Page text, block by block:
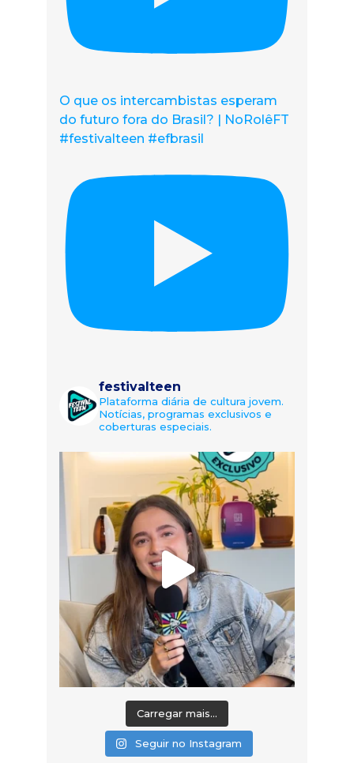
O que os intercambistas esperam
do futuro fora do Brasil? | NoRolêFT
#festivalteen #efbrasil
festivalteen
Plataforma diária de cultura jovem.
Notícias, programas exclusivos e
coberturas especiais.
Carregar mais...
Seguir no Instagram